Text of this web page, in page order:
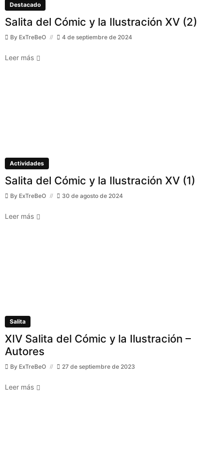
Destacado
Salita del Cómic y la Ilustración XV (2)
By ExTreBeO 4 de septiembre de 2024
Leer más
Actividades
Salita del Cómic y la Ilustración XV (1)
By ExTreBeO 30 de agosto de 2024
Leer más
Salita
XIV Salita del Cómic y la Ilustración –
Autores
By ExTreBeO 27 de septiembre de 2023
Leer más